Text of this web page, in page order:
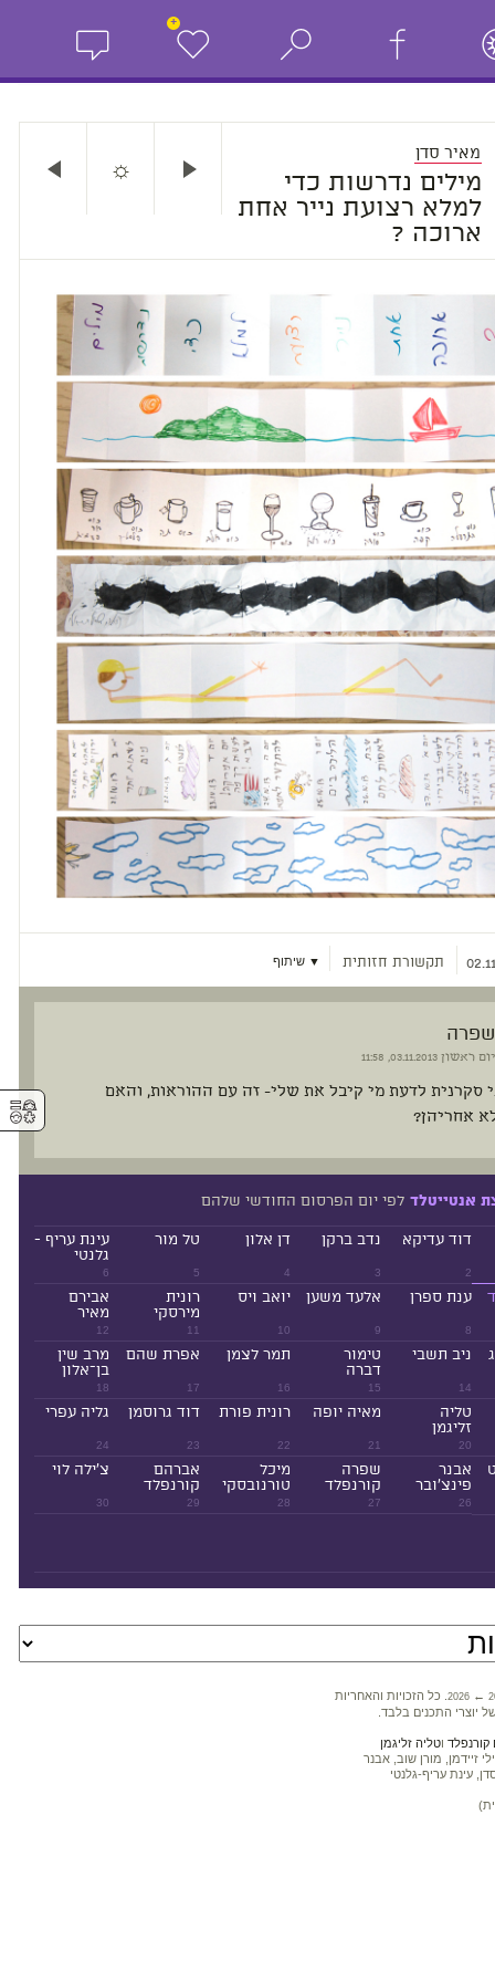
+
מאיר סדן
מילים נדרשות כדי
למלא רצועת נייר אחת
ארוכה ?
☼
תקשורת חזותית ▼ שיתוף
שפרה
יום ראשון
סקרנית לדעת מי קיבל את שלי- זה עם ההוראות, והאם
אחריהן?
אנטייטלד לפי יום הפרסום החודשי שלהם
2
דוד עדיקא
3
נדב ברקן
4
דן אלון
5
טל מור
6
עינת עריף -
גלנטי
8
ענת ספרן
9
אלעד משען
10
יואב ויס
11
רונית
מירסקי
12
אבירם
מאיר
14
ניב תשבי
15
טימור
דברה
16
תמר לצמן
17
אפרת שהם
18
מרב שין
בן־אלון
20
טליה
זליגמן
21
מאיה יופה
22
רונית פורת
23
דוד גרוסמן
24
גליה עפרי
26
אבנר
פינצ'ובר
27
שפרה
קורנפלד
28
מיכל
טורנובסקי
29
אברהם
קורנפלד
30
צ'ילה לוי
2026 ←
. כל הזכויות והאחריות
יוצרי התכנים בלבד.
וטליה זליגמן
זיידמן, מורן שוב, אבנר
עינת עריף-גלנטי
⚥︎